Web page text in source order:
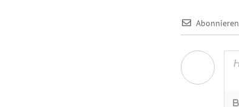
Abonnieren